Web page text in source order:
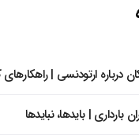
درباره ارتودنسی |
بارداری | بایدها، نبایدها